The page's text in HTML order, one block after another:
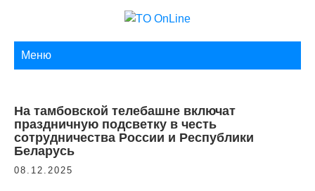
contentTO ONLINE
Меню
На тамбовской телебашне включат
праздничную подсветку в честь
сотрудничества России и Республики
Беларусь
08.12.2025